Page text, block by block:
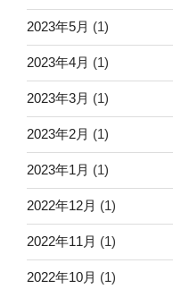
2023年5月 (1)
2023年4月 (1)
2023年3月 (1)
2023年2月 (1)
2023年1月 (1)
2022年12月 (1)
2022年11月 (1)
2022年10月 (1)